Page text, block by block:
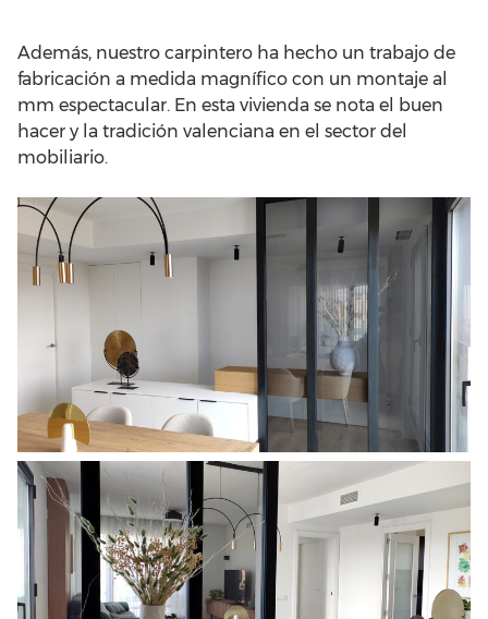
Además, nuestro carpintero ha hecho un trabajo de
fabricación a medida magnífico con un montaje al
mm espectacular. En esta vivienda se nota el buen
hacer y la tradición valenciana en el sector del
mobiliario.